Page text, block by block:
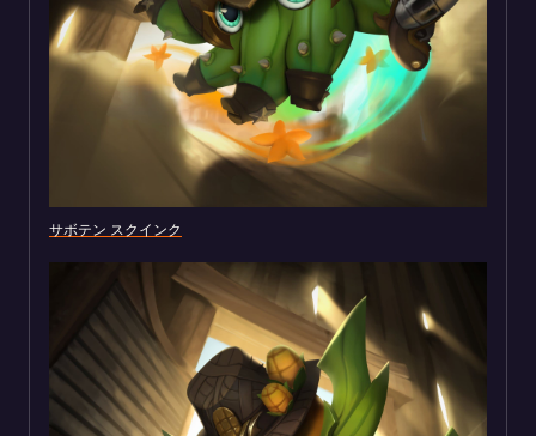
サボテン スクインク